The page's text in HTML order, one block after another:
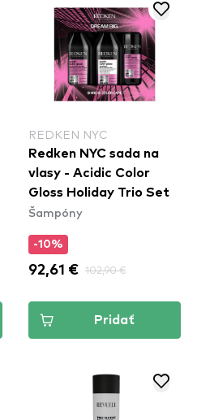
REDKEN NYC
Redken NYC sada na
vlasy - Acidic Color
Gloss Holiday Trio Set
Šampóny
-10%
92,61 € 102,90 €
Pridať